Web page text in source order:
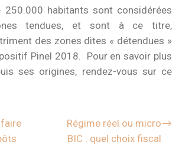
250.000 habitants sont considérées
tendues, et sont à ce titre,
des zones dites « détendues »
Pinel 2018. Pour en savoir plus
ses origines, rendez-vous sur ce
Régime réel ou micro
BIC : quel choix fiscal